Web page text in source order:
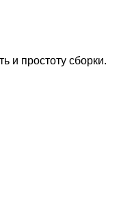
и простоту сборки.